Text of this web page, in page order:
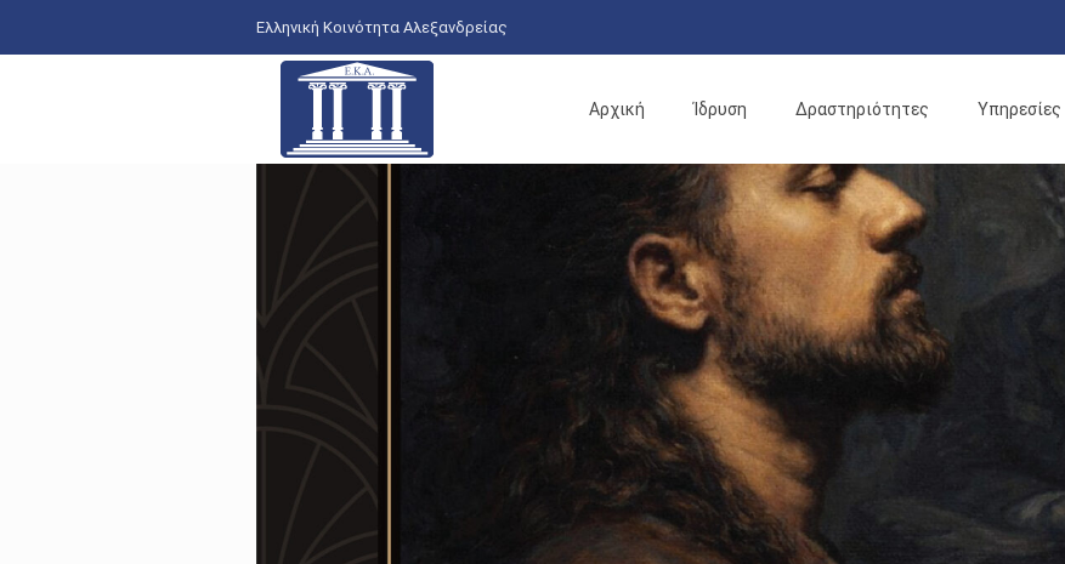
Ελληνική Κοινότητα Αλεξανδρείας
Αρχική Ίδρυση Δραστηριότητες Υπηρεσίες